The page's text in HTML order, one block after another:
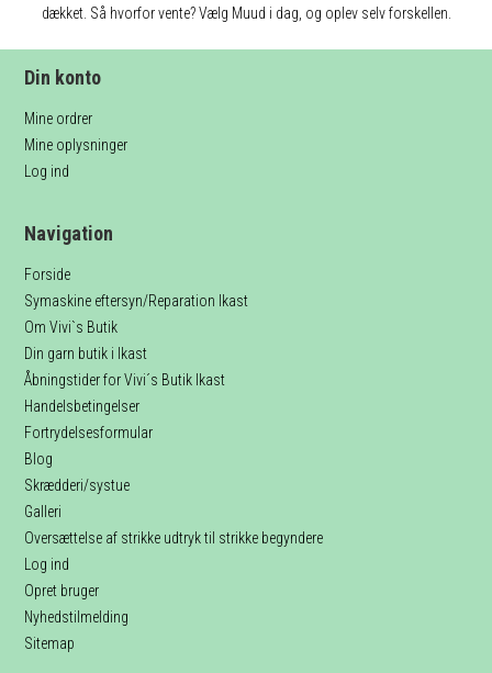
dækket. Så hvorfor vente? Vælg Muud i dag, og oplev selv forskellen.
Din konto
Mine ordrer
Mine oplysninger
Log ind
Navigation
Forside
Symaskine eftersyn/Reparation Ikast
Om Vivi`s Butik
Din garn butik i Ikast
Åbningstider for Vivi´s Butik Ikast
Handelsbetingelser
Fortrydelsesformular
Blog
Skrædderi/systue
Galleri
Oversættelse af strikke udtryk til strikke begyndere
Log ind
Opret bruger
Nyhedstilmelding
Sitemap